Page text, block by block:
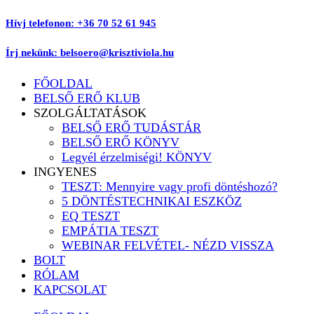
Ugrás
tartalomhoz
Hívj telefonon: +36 70 52 61 945
Írj nekünk: belsoero@krisztiviola.hu
FŐOLDAL
BELSŐ ERŐ KLUB
SZOLGÁLTATÁSOK
BELSŐ ERŐ TUDÁSTÁR
BELSŐ ERŐ KÖNYV
Legyél érzelmiségi! KÖNYV
INGYENES
TESZT: Mennyire vagy profi döntéshozó?
5 DÖNTÉSTECHNIKAI ESZKÖZ
EQ TESZT
EMPÁTIA TESZT
WEBINAR FELVÉTEL- NÉZD VISSZA
BOLT
RÓLAM
KAPCSOLAT